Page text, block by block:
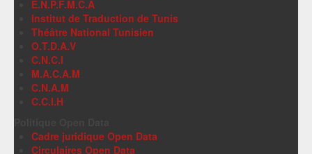
E.N.P.F.M.C.A
Institut de Traduction de Tunis
Théâtre National Tunisien
O.T.D.A.V
C.N.C.I
M.A.C.A.M
C.N.A.M
C.C.I.H
Cadre juridique Open Data
Circulaires Open Data